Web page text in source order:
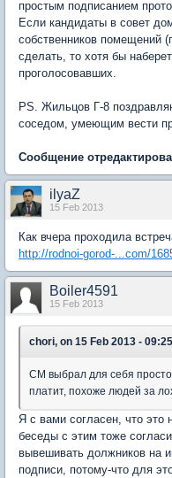
простым подписанием
Если кандидаты в совет
собственников помещений
сделать, то хотя бы
проголосовавших.
PS. Жильцов Г-8
соседом, умеющим вести
Сообщение
ilyaZ
15 Feb 2013
Как вчера проходила
http://rodnoi-gorod-...com/
Boiler4591
15 Feb 2013
chori, on 15 Feb 2013 -
СМ выбрал для себя
платит, похоже людей за
Я с вами согласен, что это
беседы с этим тоже
вывешивать должников на
подписи, потому-что для